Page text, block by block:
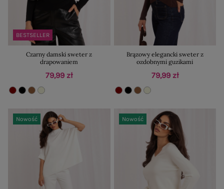
BESTSELLER
Czarny damski sweter z
drapowaniem
79,99 zł
Brązowy elegancki sweter z
ozdobnymi guzikami
79,99 zł
Nowość Nowość